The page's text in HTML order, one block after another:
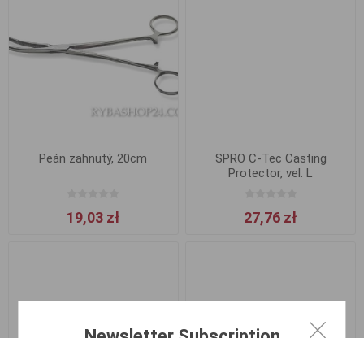
Peán zahnutý, 20cm
19,03 zł
SPRO C-Tec Casting
Protector, vel. L
27,76 zł